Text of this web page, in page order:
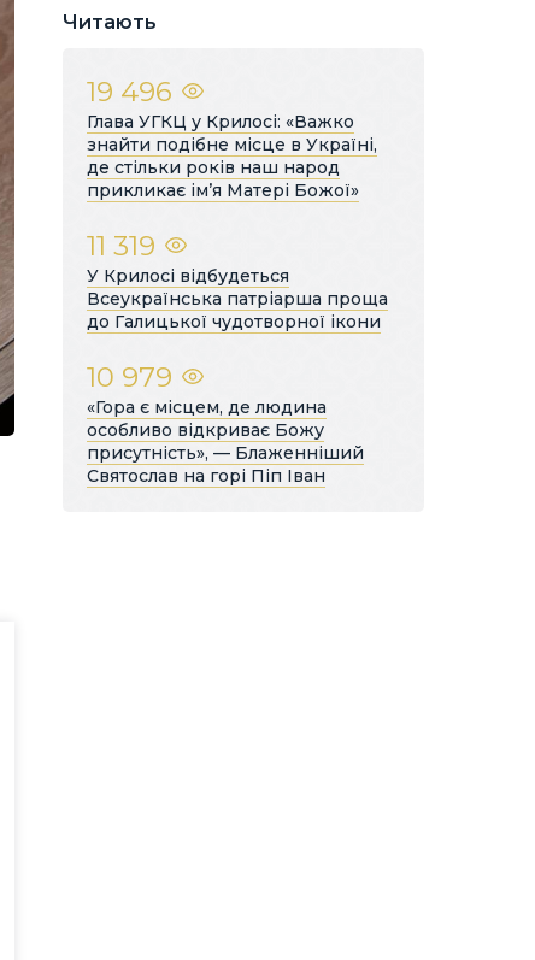
Читають
19 496
Глава УГКЦ у Крилосі: «Важко
знайти подібне місце в Україні,
де стільки років наш народ
прикликає ім’я Матері Божої»
11 319
У Крилосі відбудеться
Всеукраїнська патріарша проща
до Галицької чудотворної ікони
10 979
«Гора є місцем, де людина
особливо відкриває Божу
присутність», — Блаженніший
Святослав на горі Піп Іван